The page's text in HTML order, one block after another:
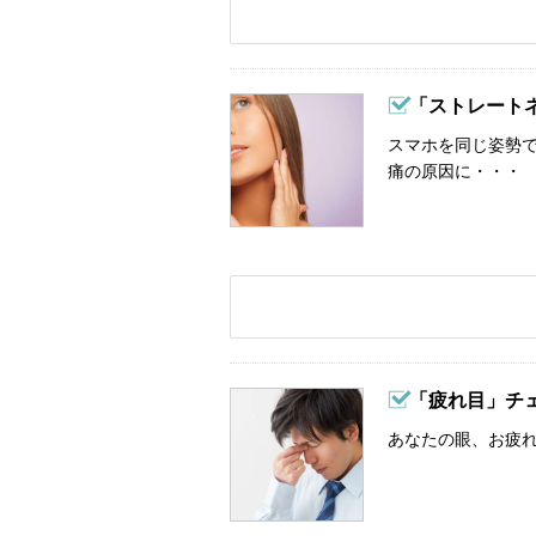
「ストレート
スマホを同じ姿勢
痛の原因に・・・
「疲れ目」チ
あなたの眼、お疲